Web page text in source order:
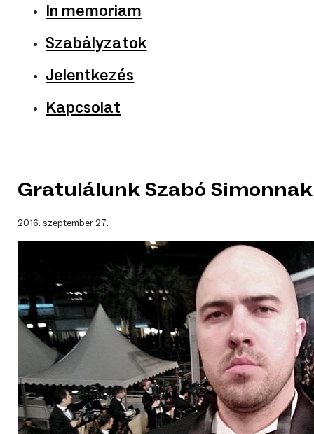
In memoriam
Szabályzatok
Jelentkezés
Kapcsolat
Gratulálunk Szabó
2016. szeptember 27.